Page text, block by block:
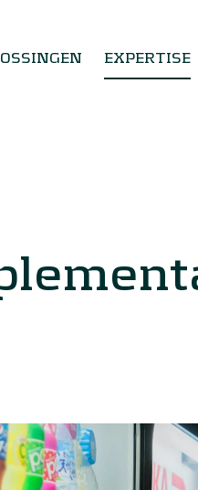
EXPERTISE